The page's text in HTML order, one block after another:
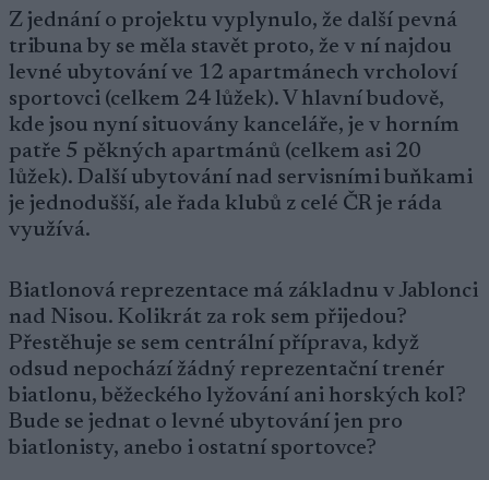
Z jednání o projektu vyplynulo, že další pevná
tribuna by se měla stavět proto, že v ní najdou
levné ubytování ve 12 apartmánech vrcholoví
sportovci (celkem 24 lůžek). V hlavní budově,
kde jsou nyní situovány kanceláře, je v horním
patře 5 pěkných apartmánů (celkem asi 20
lůžek). Další ubytování nad servisními buňkami
je jednodušší, ale řada klubů z celé ČR je ráda
využívá.
Biatlonová reprezentace má základnu v Jablonci
nad Nisou. Kolikrát za rok sem přijedou?
Přestěhuje se sem centrální příprava, když
odsud nepochází žádný reprezentační trenér
biatlonu, běžeckého lyžování ani horských kol?
Bude se jednat o levné ubytování jen pro
biatlonisty, anebo i ostatní sportovce?